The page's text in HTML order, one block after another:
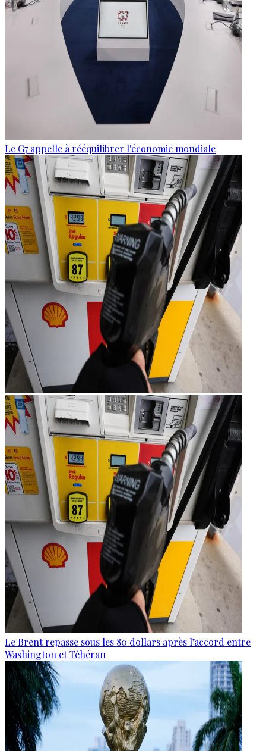
Le G7 appelle à rééquilibrer l'économie mondiale
Le Brent repasse sous les 80 dollars après l’accord entre
Washington et Téhéran